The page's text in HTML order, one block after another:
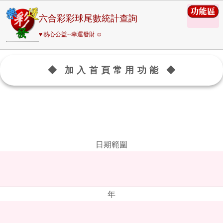
六合彩彩球尾數統計查詢
♥ 熱心公益--幸運發財 ☺
◆ 加入首頁常用功能 ◆
日期範圍
年